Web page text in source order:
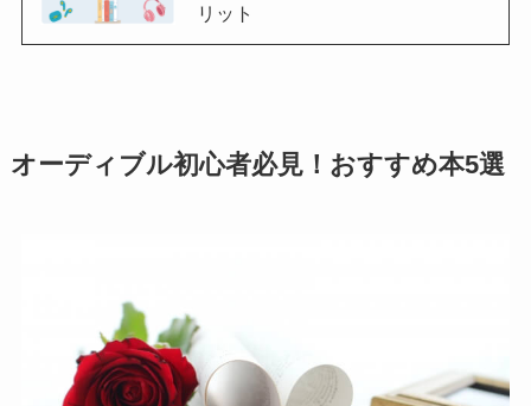
リット
オーディブル初心者必見！おすすめ本5選